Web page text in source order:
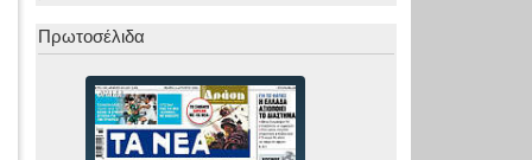
Πρωτοσέλιδα